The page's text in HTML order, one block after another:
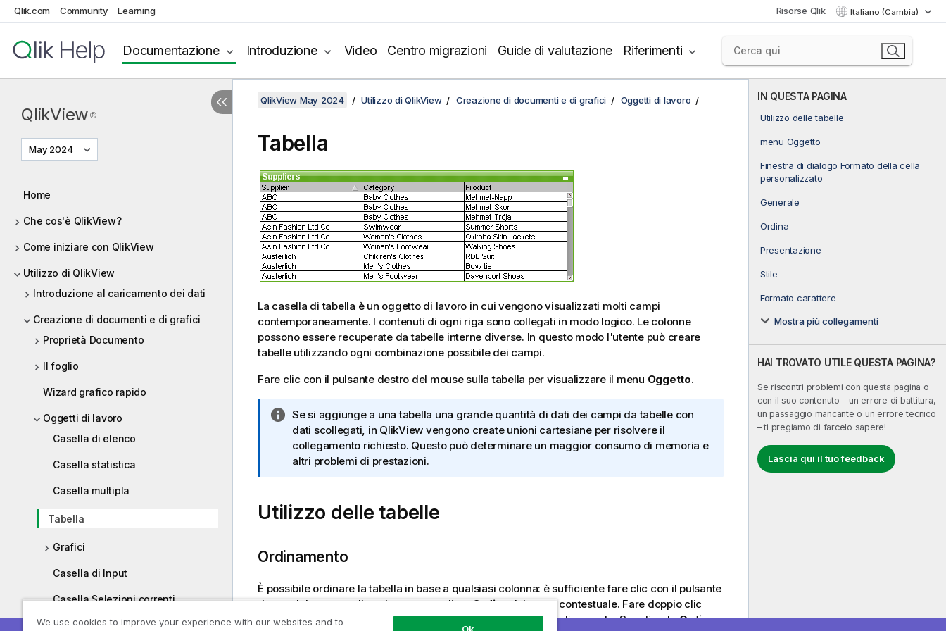
Qlik.com Community Learning Risorse Qlik Italiano (Cambia)
Documentazione Introduzione Video Centro migrazioni Guide di valutazione Riferimenti
QlikView ®
May 2024
Home
Che cos'è QlikView?
Come iniziare con QlikView
Utilizzo di QlikView
Introduzione al caricamento dei dati
Creazione di documenti e di grafici
Proprietà Documento
Il foglio
Wizard grafico rapido
Oggetti di lavoro
Casella di elenco
Casella statistica
Casella multipla
Tabella
Grafici
Casella di Input
Casella Selezioni correnti
Pulsante
IN QUESTA PAGINA
Utilizzo delle tabelle
menu Oggetto
Finestra di dialogo Formato della cella
personalizzato
Generale
Ordina
Presentazione
Stile
Formato carattere
Mostra più collegamenti
HAI TROVATO UTILE QUESTA PAGINA?
Se riscontri problemi con questa pagina o
con il suo contenuto – un errore di battitura,
un passaggio mancante o un errore tecnico
– ti pregiamo di farcelo sapere!
Lascia qui il tuo feedback
QlikView May 2024 Utilizzo di QlikView Creazione di documenti e di grafici Oggetti di lavoro
Tabella
La casella di tabella è un oggetto di lavoro in cui vengono visualizzati molti campi
contemporaneamente. I contenuti di ogni riga sono collegati in modo logico. Le colonne
possono essere recuperate da tabelle interne diverse. In questo modo l'utente può creare
tabelle utilizzando ogni combinazione possibile dei campi.
Fare clic con il pulsante destro del mouse sulla tabella per visualizzare il menu Oggetto.
N
o
t
a
f
o
m
t
i
c
Se si aggiunge a una tabella una grande quantità di dati dei campi da tabelle con
dati scollegati, in QlikView vengono create unioni cartesiane per risolvere il
collegamento richiesto. Questo può determinare un maggior consumo di memoria e
altri problemi di prestazioni.
Utilizzo delle tabelle
Ordinamento
È possibile ordinare la tabella in base a qualsiasi colonna: è sufficiente fare clic con il pulsante
destro del mouse sulla colonna e scegliereOrdinadal menu contestuale. Fare doppio clic
sull'intestazione della colonna in base alla quale eseguire l'ordinamento. ScegliendoOrdina
We use cookies to improve your experience with our websites and to